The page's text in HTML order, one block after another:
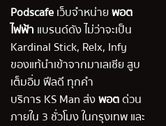
Podscafeเว็บจำหน่ายพอต
ไฟฟ้า แบรนด์ดัง ไม่ว่าจะเป็น
Kardinal Stick, Relx, Infy
ของแท้นำเข้าจากมาเลเซีย สูบ
เต็มอิ่ม ฟีลดี ทุกคำ
บริการ KS Man ส่งพอตด่วน
ภายใน 3 ชั่วโมง ในกรุงเทพ และ